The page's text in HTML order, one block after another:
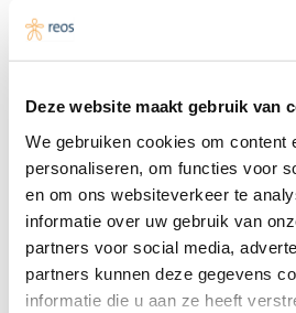
Deze website maakt gebruik van
We gebruiken cookies om content
personaliseren, om functies voor
en om ons websiteverkeer te
informatie over uw gebruik van
partners voor social media,
partners kunnen deze gegevens
informatie die u aan ze heeft
Verbinden in de wijk: hoe
zorgprofessionals